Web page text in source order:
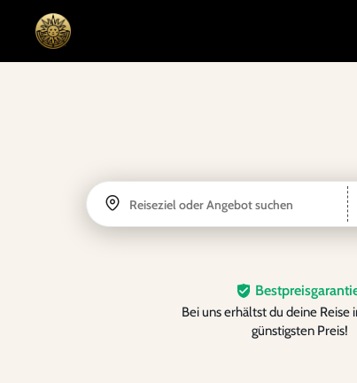
Reiseziel oder Angebot suchen
Bei uns erhältst du deine Reise
günstigsten Preis!